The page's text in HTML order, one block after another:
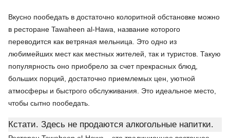
Вкусно пообедать в достаточно колоритной обстановке можно
в ресторане Tawaheen al-Hawa, название которого
переводится как ветряная мельница. Это одно из
любимейших мест как местных жителей, так и туристов. Такую
популярность оно приобрело за счет прекрасных блюд,
больших порций, достаточно приемлемых цен, уютной
атмосферы и быстрого обслуживания. Это идеальное место,
чтобы сытно пообедать.
Кстати. Здесь не продаются алкогольные напитки.